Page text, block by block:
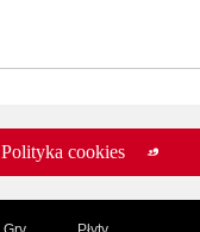
Polityka cookies